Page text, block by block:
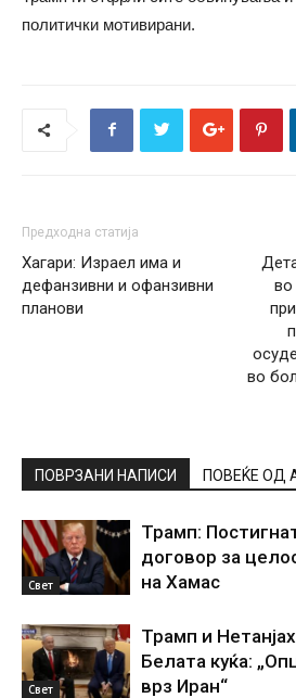
политички мотивирани.
Предходна статија
Хагари: Израел има и
дефанзивни и офанзивни
планови
во
во
ПОВРЗАНИ НАПИСИ ПОВЕЌЕ ОД
Свет
Трамп:
договор за
на Хамас
Свет
Трамп и
Белата куќа:
врз Иран“